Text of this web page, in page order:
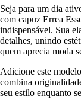
Seja para um dia
com capuz Errea
indispensável. Sua
detalhes, unindo
quem aprecia moda
Adicione este
combina
seu estilo enquanto